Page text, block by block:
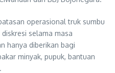
operasional truk sumbu
selama masa
hanya diberikan bagi
minyak, pupuk, bantuan